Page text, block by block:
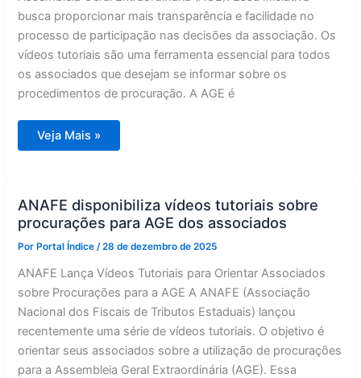
busca proporcionar mais transparência e facilidade no
processo de participação nas decisões da associação. Os
vídeos tutoriais são uma ferramenta essencial para todos
os associados que desejam se informar sobre os
procedimentos de procuração. A AGE é
ANAFE
disponibiliza
para
a
AGE
Veja Mais »
ANAFE disponibiliza vídeos tutoriais sobre
procurações para AGE dos associados
PorPortal Índice /28 de dezembro de 2025
ANAFE Lança Vídeos Tutoriais para Orientar Associados
sobre Procurações para a AGE A ANAFE (Associação
Nacional dos Fiscais de Tributos Estaduais) lançou
recentemente uma série de vídeos tutoriais. O objetivo é
orientar seus associados sobre a utilização de procurações
para a Assembleia Geral Extraordinária (AGE). Essa